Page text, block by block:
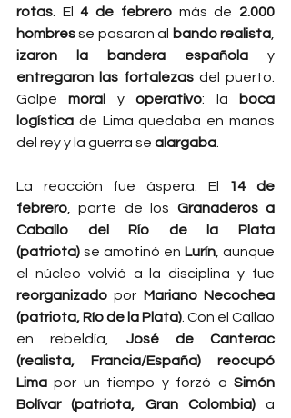
rotas . El 4 de febrero más de 2.000
hombres se pasaron al bando realista
izaron la bandera española
entregaron las fortalezas del puerto.
Golpe moral y operativo: la
boca
logística de Lima quedaba en manos
del rey y la guerra se alargaba
La reacción fue áspera. El
14 de
febrero , parte de los Granaderos a
Caballo del Río de la Plata
(patriota) se amotinó en Lurín , aunque
reorganizado por Mariano Necochea
(patriota, Río de la Plata) . Con el Callao
en rebeldía, José de Canterac
(realista, Francia/España)
reocupó
Lima por un tiempo y forzó a Simón
Bolívar (patriota, Gran Colombia)